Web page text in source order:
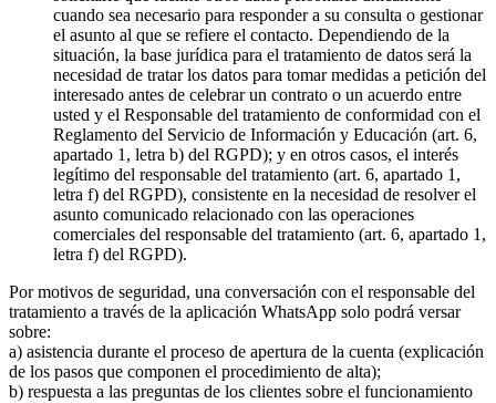
cuando sea necesario para responder a su consulta o gestionar
el asunto al que se refiere el contacto. Dependiendo de la
situación, la base jurídica para el tratamiento de datos será la
necesidad de tratar los datos para tomar medidas a petición del
interesado antes de celebrar un contrato o un acuerdo entre
usted y el Responsable del tratamiento de conformidad con el
Reglamento del Servicio de Información y Educación (art. 6,
apartado 1, letra b) del RGPD); y en otros casos, el interés
legítimo del responsable del tratamiento (art. 6, apartado 1,
letra f) del RGPD), consistente en la necesidad de resolver el
asunto comunicado relacionado con las operaciones
comerciales del responsable del tratamiento (art. 6, apartado 1,
letra f) del RGPD).
Por motivos de seguridad, una conversación con el responsable del
tratamiento a través de la aplicación WhatsApp solo podrá versar
sobre:
a) asistencia durante el proceso de apertura de la cuenta (explicación
de los pasos que componen el procedimiento de alta);
b) respuesta a las preguntas de los clientes sobre el funcionamiento